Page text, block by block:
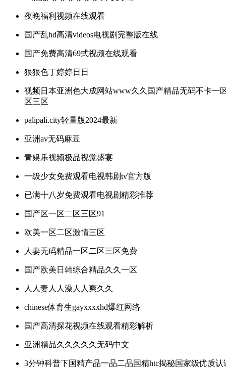
夜晚福利视频在线观看
国产乱hd高清videos电视剧完整版在线
国产免费高清69式视频在线观看
狠狠色丁婷婷日日
视频日本亚洲色大成网站www久久国产精品无码不卡一
区三区
palipali.city轻量版2024最新
亚洲av无码麻豆
青娱乐视频极品视觉盛宴
一级少女免费观看电视韩剧tv官方版
已满十八岁免费观看电视剧精彩推荐
国产区一区二区三区91
欧美一区二区激情三区
人妻无码精品一区二区三区免费
国产欧美日韩综合精品久久一区
人人妻人人澡人人爽久久
chinese体育生gayxxxxhd爆红网络
国产高清探花视频在线观看精彩解析
亚洲精品久久久久久无码中文
3分钟科普下国精产品一品二品国精htc揭秘国家级优质认